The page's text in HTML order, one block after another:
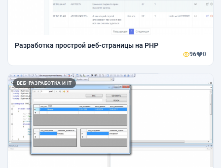
Разработка прострой веб-страницы на PHP
96 0
ВЕБ-РАЗРАБОТКА И IT